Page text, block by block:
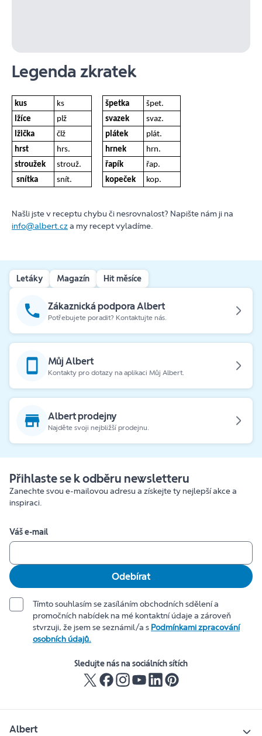
Legenda zkratek
kus ks špetka
špet.
lžíce
plž svazek
svaz.
lžička
člž plátek
plát.
hrst
hrs. hrnek
hrn.
stroužek
strouž. řapík
řap.
snítka
snít. kopeček kop.
Našli jste v receptu chybu či nesrovnalost? Napište nám ji na
info@albert.cza my recept vyladíme.
Letáky Magazín Hit měsíce
Zákaznická podpora Albert
Potřebujete poradit? Kontaktujte nás.
Můj Albert
Kontakty pro dotazy na aplikaci Můj Albert.
Albert prodejny
Najděte svoji nejbližší prodejnu.
Přihlaste se k odběru newsletteru
Zanechte svou e-mailovou adresu a získejte ty nejlepší akce a
inspiraci.
Váš e-mail
Odebírat
Tímto souhlasím se zasíláním obchodních sdělení a
promočních nabídek na mé kontaktní údaje a zároveň
stvrzuji, že jsem se seznámil/a s Podmínkami zpracování
osobních údajů.
Sledujte nás na sociálních sítích
Albert